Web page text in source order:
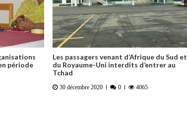
période
Les passagers venant d’Afrique du Sud et
du Royaume-Uni interdits d’entrer au
Tchad
30 décembre 2020 0 4065